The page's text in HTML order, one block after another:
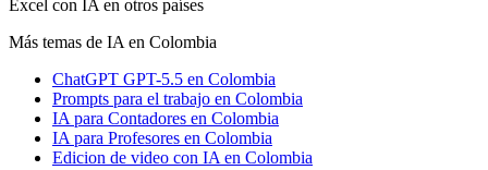
Excel con IA en otros países
Más temas de IA en Colombia
ChatGPT GPT-5.5 en Colombia
Prompts para el trabajo en Colombia
IA para Contadores en Colombia
IA para Profesores en Colombia
Edicion de video con IA en Colombia